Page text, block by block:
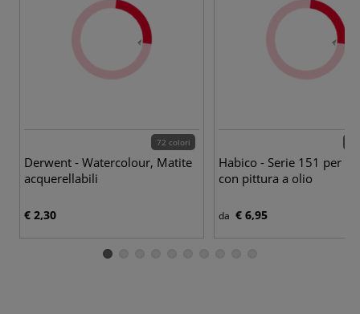
72 colori
Derwent - Watercolour, Matite
acquerellabili
€ 2,30
Habico - Serie 151 per
con pittura a olio
da € 6,95